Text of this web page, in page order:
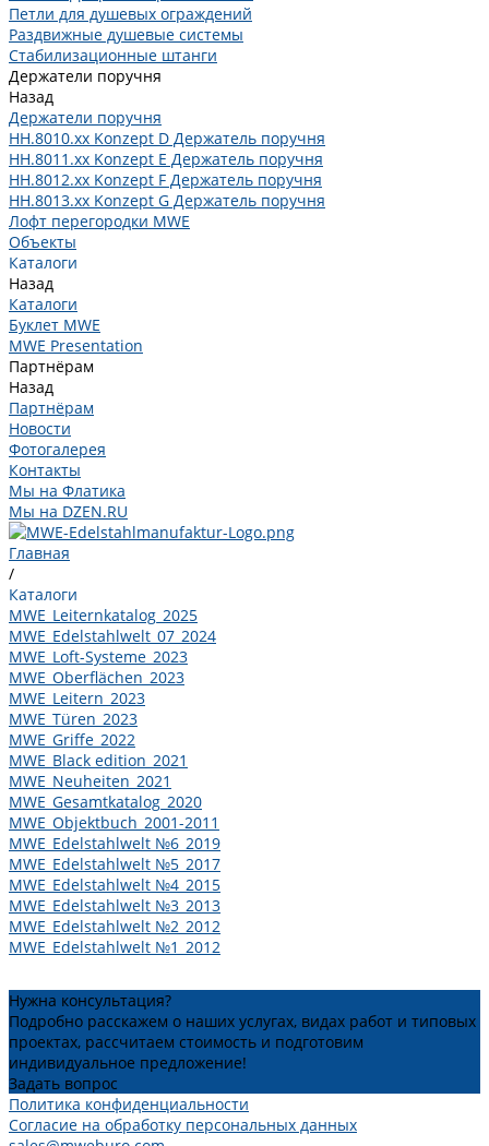
Петли для душевых ограждений
Раздвижные душевые системы
Стабилизационные штанги
Держатели поручня
Назад
Держатели поручня
HH.8010.xx Konzept D Держатель поручня
HH.8011.xx Konzept E Держатель поручня
HH.8012.xx Konzept F Держатель поручня
HH.8013.xx Konzept G Держатель поручня
Лофт перегородки MWE
Объекты
Каталоги
Назад
Каталоги
Буклет MWE
MWE Presentation
Партнёрам
Назад
Партнёрам
Новости
Фотогалерея
Контакты
Мы на Флатика
Мы на DZEN.RU
Главная
/
Каталоги
MWE_Leiternkatalog_2025
MWE_Edelstahlwelt_07_2024
MWE_Loft-Systeme_2023
MWE_Oberflächen_2023
MWE_Leitern_2023
MWE_Türen_2023
MWE_Griffe_2022
MWE_Black edition_2021
MWE_Neuheiten_2021
MWE_Gesamtkatalog_2020
MWE_Objektbuch_2001-2011
MWE_Edelstahlwelt №6_2019
MWE_Edelstahlwelt №5_2017
MWE_Edelstahlwelt №4_2015
MWE_Edelstahlwelt №3_2013
MWE_Edelstahlwelt №2_2012
MWE_Edelstahlwelt №1_2012
Нужна консультация?
Подробно расскажем о наших услугах, видах работ и типовых
проектах, рассчитаем стоимость и подготовим
индивидуальное предложение!
Задать вопрос
Политика конфиденциальности
Согласие на обработку персональных данных